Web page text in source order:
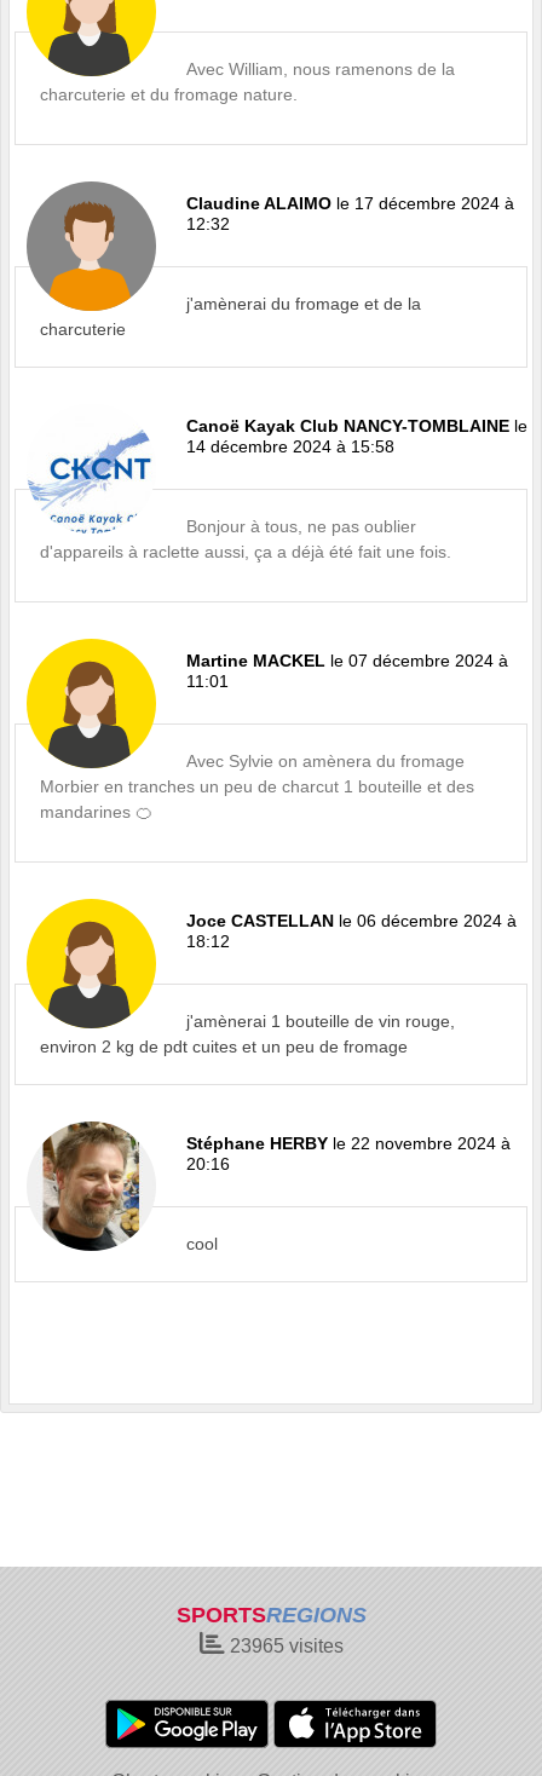
Avec William, nous ramenons de la
charcuterie et du fromage nature.
Claudine ALAIMO le 17 décembre 2024 à
12:32
j'amènerai du fromage et de la
charcuterie
Canoë Kayak Club NANCY-TOMBLAINE le
14 décembre 2024 à 15:58
Bonjour à tous, ne pas oublier
d'appareils à raclette aussi, ça a déjà été fait une fois.
Martine MACKEL le 07 décembre 2024 à
11:01
Avec Sylvie on amènera du fromage
Morbier en tranches un peu de charcut 1 bouteille et des
mandarines 🍊
Joce CASTELLAN le 06 décembre 2024 à
18:12
j'amènerai 1 bouteille de vin rouge,
environ 2 kg de pdt cuites et un peu de fromage
Stéphane HERBY le 22 novembre 2024 à
20:16
cool
SPORTSREGIONS
23965visites